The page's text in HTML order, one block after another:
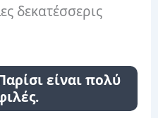
δεκατέσσερις
είναι πολύ